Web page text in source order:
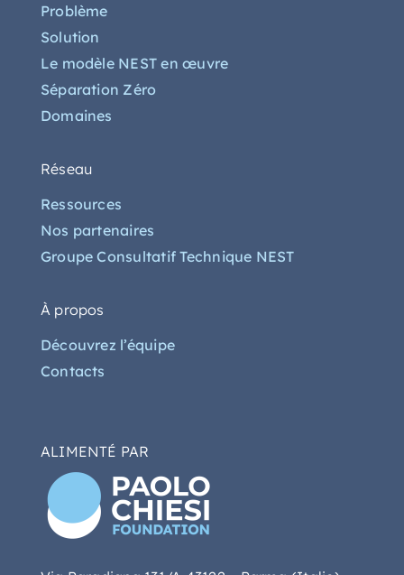
Problème
Solution
Le modèle NEST en œuvre
Séparation Zéro
Domaines
Réseau
Ressources
Nos partenaires
Groupe Consultatif Technique NEST
À propos
Découvrez l’équipe
Contacts
ALIMENTÉ PAR